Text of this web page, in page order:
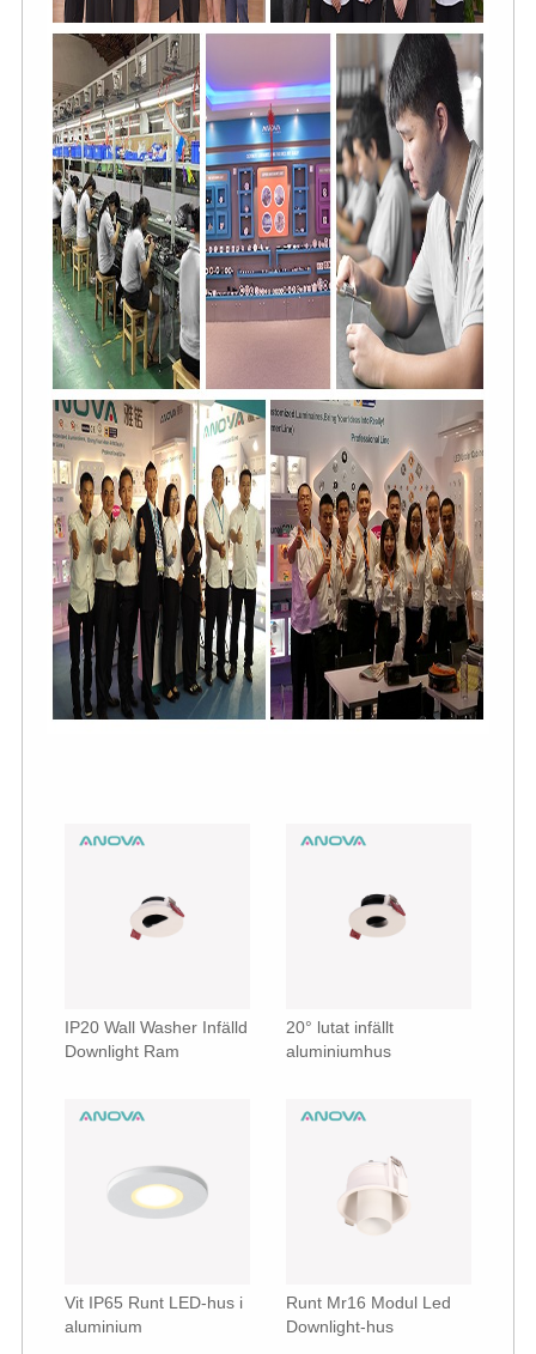
IP20 Wall Washer Infälld
Downlight Ram
20° lutat infällt
aluminiumhus
Vit IP65 Runt LED-hus i
aluminium
Runt Mr16 Modul Led
Downlight-hus